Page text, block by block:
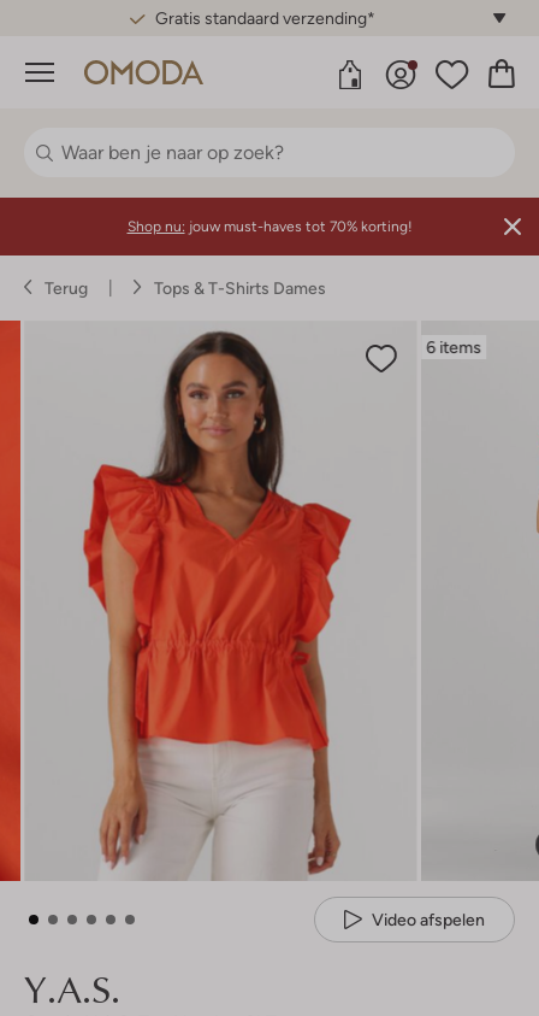
Gratis standaard verzending*
Menu
Shop nu: jouw must-haves tot 70% korting!
Terug Tops & T-Shirts Dames
6 items
Video afspelen
Y.a.s.